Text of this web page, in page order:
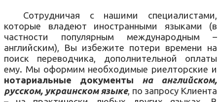
Сотрудничая с нашими специалистами,
которые владеют иностранными языками (в
частности популярным международным –
английским), Вы избежите потери времени на
поиск переводчика, дополнительной оплаты
ему. Мы оформим необходимые риелторские и
нотариальные документы
на английском,
русском, украинском языке, по запросу Клиента